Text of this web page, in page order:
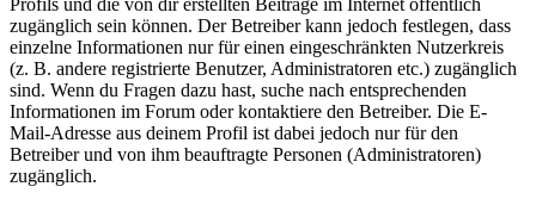
Profils und die von dir erstellten Beiträge im Internet öffentlich
zugänglich sein können. Der Betreiber kann jedoch festlegen, dass
einzelne Informationen nur für einen eingeschränkten Nutzerkreis
(z. B. andere registrierte Benutzer, Administratoren etc.) zugänglich
sind. Wenn du Fragen dazu hast, suche nach entsprechenden
Informationen im Forum oder kontaktiere den Betreiber. Die E-
Mail-Adresse aus deinem Profil ist dabei jedoch nur für den
Betreiber und von ihm beauftragte Personen (Administratoren)
zugänglich.